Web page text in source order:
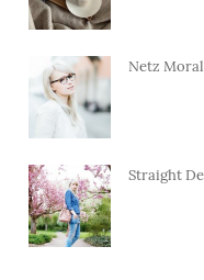
Netz
Straight